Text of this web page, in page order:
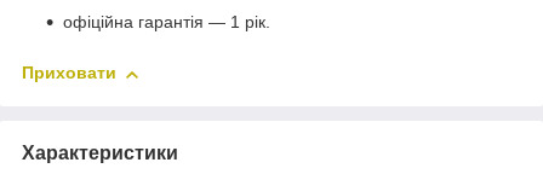
офіційна гарантія — 1 рік.
Приховати
Характеристики